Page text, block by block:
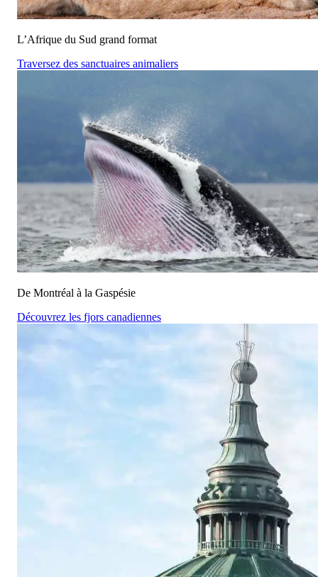
L’Afrique du Sud grand format
Traversez des sanctuaires animaliers
De Montréal à la Gaspésie
Découvrez les fjors canadiennes